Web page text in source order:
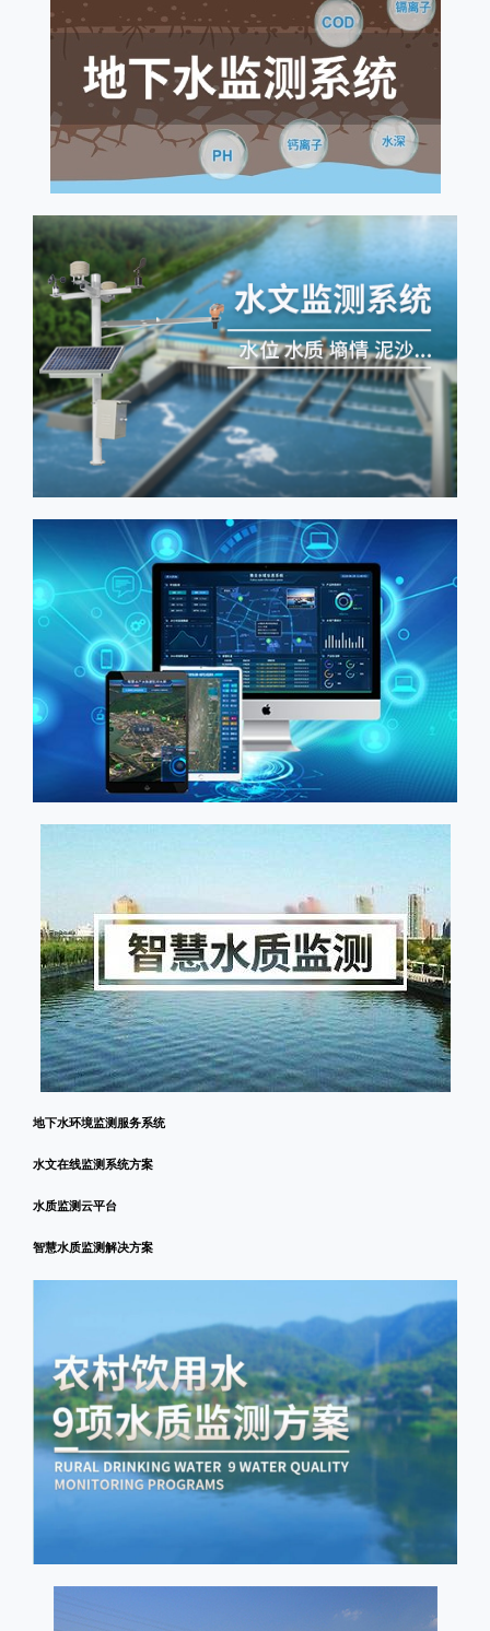
地下水环境监测服务系统
水文在线监测系统方案
水质监测云平台
智慧水质监测解决方案